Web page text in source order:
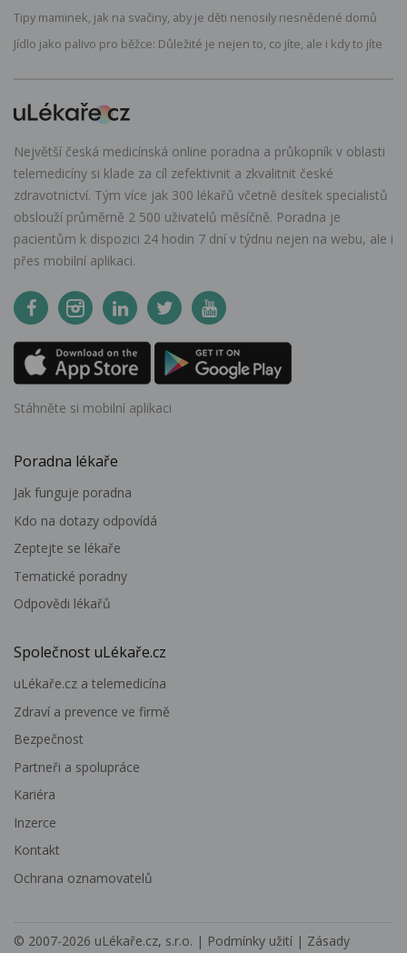
Tipy maminek, jak na svačiny, aby je děti nenosily nesnědené domů
Jídlo jako palivo pro běžce: Důležité je nejen to, co jíte, ale i kdy to jíte
Největší česká medicínská online poradna a průkopník v oblasti
telemedicíny si klade za cíl zefektivnit a zkvalitnit české
zdravotnictví. Tým více jak 300 lékařů včetně desítek specialistů
obslouží průměrně 2 500 uživatelů měsíčně. Poradna je
pacientům k dispozici 24 hodin 7 dní v týdnu nejen na webu, ale i
přes mobilní aplikaci.
Stáhněte si mobilní aplikaci
Poradna lékaře
Jak funguje poradna
Kdo na dotazy odpovídá
Zeptejte se lékaře
Tematické poradny
Odpovědi lékařů
Společnost uLékaře.cz
uLékaře.cz a telemedicína
Zdraví a prevence ve firmě
Bezpečnost
Partneři a spolupráce
Kariéra
Inzerce
Kontakt
Ochrana oznamovatelů
© 2007-2026 uLékaře.cz, s.r.o. | Podmínky užití | Zásady